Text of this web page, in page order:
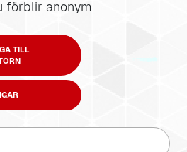
förblir anonym
TILL